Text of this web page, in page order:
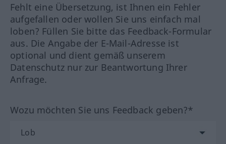
Fehlt eine Übersetzung, ist Ihnen ein Fehler
aufgefallen oder wollen Sie uns einfach mal
loben? Füllen Sie bitte das Feedback-Formular
aus. Die Angabe der E-Mail-Adresse ist
optional und dient gemäß unserem
Datenschutz nur zur Beantwortung Ihrer
Anfrage.
Wozu möchten Sie uns Feedback geben?*